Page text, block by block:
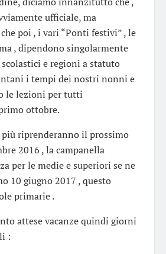
ufficiale, ma
poi , i vari “Ponti festivi” , le
, dipendono singolarmente
e regioni a statuto
i tempi dei nostri nonni e
le lezioni per tutti
ottobre.
riprenderanno il prossimo
2016 , la campanella
per le medie e superiori se ne
10 giugno 2017 , questo
primarie .
attese vacanze quindi giorni
: